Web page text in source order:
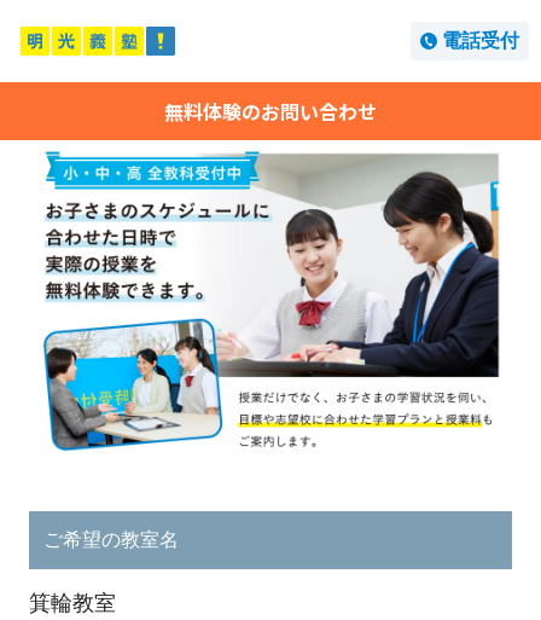
電話受付
無料体験のお問い合わせ
ご希望の教室名
箕輪教室